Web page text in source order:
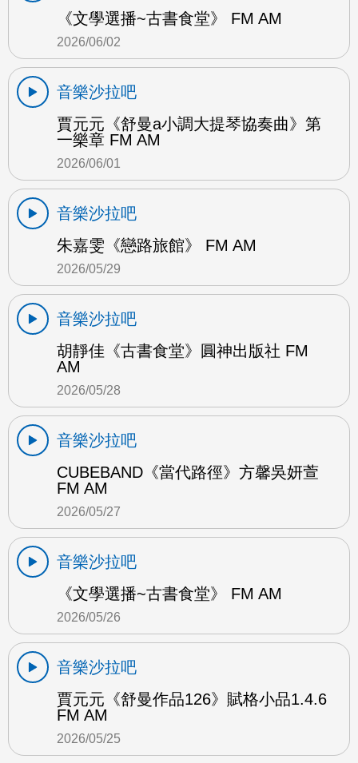
《文學選播~古書食堂》 FM AM
2026/06/02
音樂沙拉吧
賈元元《舒曼a小調大提琴協奏曲》第
一樂章 FM AM
2026/06/01
音樂沙拉吧
朱嘉雯《戀路旅館》 FM AM
2026/05/29
音樂沙拉吧
胡靜佳《古書食堂》圓神出版社 FM
AM
2026/05/28
音樂沙拉吧
CUBEBAND《當代路徑》方馨吳妍萱
FM AM
2026/05/27
音樂沙拉吧
《文學選播~古書食堂》 FM AM
2026/05/26
音樂沙拉吧
賈元元《舒曼作品126》賦格小品1.4.6
FM AM
2026/05/25